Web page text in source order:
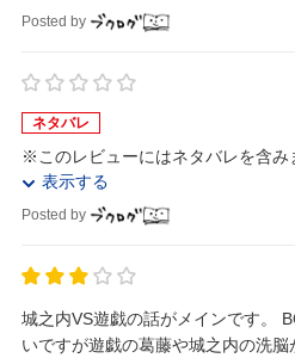
Posted by
ネタバレ
※このレビューにはネタバレを含み
表示する
Posted by
城之内VS遊戯の話がメインです。
いですが遊戯の葛藤や城之内の洗